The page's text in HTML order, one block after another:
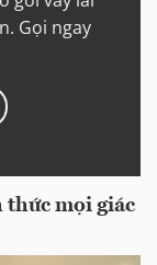
Gọi ngay
thức mọi giác